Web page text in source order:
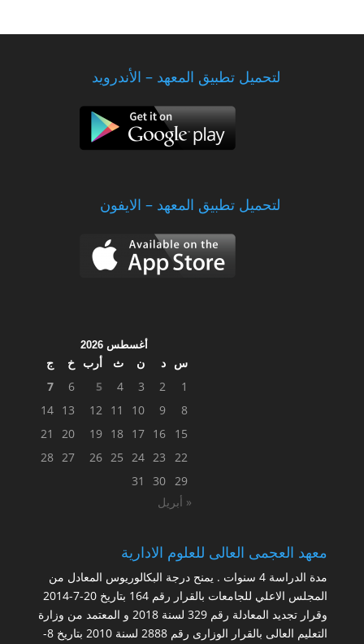
لتحميل تطبيق المعهد – الأندرويد
لتحميل تطبيق المعهد – الايفون
أغسطس 2026
س د ن ث أرب خ
ج
1
2
3
4
5
6
7
8
9
10
11
12
13
14
15
16
17
18
19
20
21
22
23
24
25
26
27
28
29
30
31
« أبريل
معهد العجمى العالى للعلوم الادارية
مدة الدراسة 4 سنوات . يمنح درجة البكالوريوس المعادل من
المجلس الاعلي للجامعات بالقرار رقم 164 بتاريخ 20-7-2014
وقرار تجديد المعادلة رقم 329 لسنة 2018 و المعتمد من وزارة
التعليم العالى بالقرار الوزارى رقم 2888 لسنة 2010 بتاريخ 8-